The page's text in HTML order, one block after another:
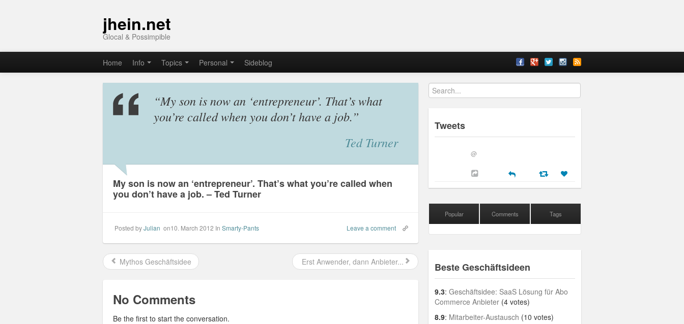
jhein.net
Glocal & Possimpible
Home Info Topics Personal Sideblog
“My son is now an ‘entrepreneur’. That’s what
you’re called when you don’t have a job.”
Ted Turner
My son is now an ‘entrepreneur’. That’s what you’re called when
you don’t have a job. – Ted Turner
Posted byJulian on10. March 2012 In Smarty-Pants Leave a comment
Mythos Geschäftsidee Erst Anwender, dann Anbieter...
No Comments
Be the first to start the conversation.
Tweets
@
Popular Comments Tags
Beste Geschäftsideen
9.3: Geschäftsidee: SaaS Lösung für Abo
Commerce Anbieter (4 votes)
8.9: Mitarbeiter-Austausch (10 votes)